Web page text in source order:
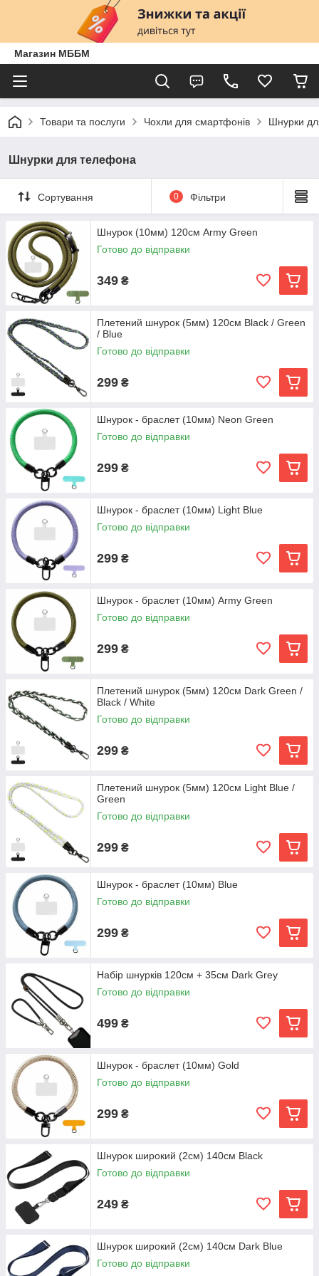
Магазин МББМ
Товари та послуги Чохли для смартфонів Шнурки
Шнурки для телефона
Сортування 0 Фільтри
Шнурок (10мм) 120см Army Green
Готово до відправки
349 ₴
Плетений шнурок (5мм) 120см Black / Green
/ Blue
Готово до відправки
299 ₴
Шнурок - браслет (10мм) Neon Green
Готово до відправки
299 ₴
Шнурок - браслет (10мм) Light Blue
Готово до відправки
299 ₴
Шнурок - браслет (10мм) Army Green
Готово до відправки
299 ₴
Плетений шнурок (5мм) 120см Dark Green /
Black / White
Готово до відправки
299 ₴
Плетений шнурок (5мм) 120см Light Blue /
Green
Готово до відправки
299 ₴
Шнурок - браслет (10мм) Blue
Готово до відправки
299 ₴
Набір шнурків 120см + 35см Dark Grey
Готово до відправки
499 ₴
Шнурок - браслет (10мм) Gold
Готово до відправки
299 ₴
Шнурок широкий (2см) 140см Black
Готово до відправки
249 ₴
Шнурок широкий (2см) 140см Dark Blue
Готово до відправки